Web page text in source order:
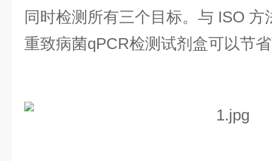
同时检测所有三个目标。与 ISO 方
重致病菌qPCR检测试剂盒可以节